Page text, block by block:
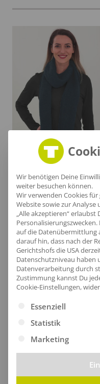
ab12,48€ /Stk.
Günstig
Preiswerte Produkte
Events und
Wir benötigen Deine
weiter besuchen können.
Wir verwenden Cookies
Website sowie zur Analyse
„Alle akzeptieren“
auf die Datenübermittlung
darauf hin, dass nach der
Gerichtshofs die USA
Datenschutzniveau haben
Datenverarbeitung durch
Zustimmung kannst Du
Cookie-Einstellungen,
Es folgt eine Liste
Essenziell
Statistik
Marketing